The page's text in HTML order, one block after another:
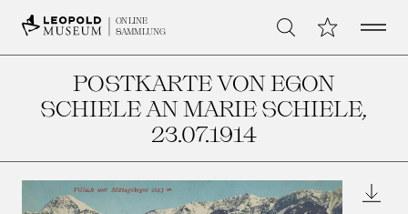
ONLINE
SAMMLUNG
Suche Meine Open
POSTKARTE VON EGON
SCHIELE AN MARIE SCHIELE,
23.07.1914